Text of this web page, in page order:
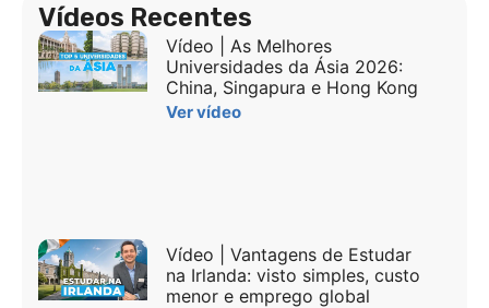
Vídeos Recentes
Vídeo | As Melhores
Universidades da Ásia 2026:
China, Singapura e Hong Kong
Ver vídeo
Vídeo | Vantagens de Estudar
na Irlanda: visto simples, custo
menor e emprego global